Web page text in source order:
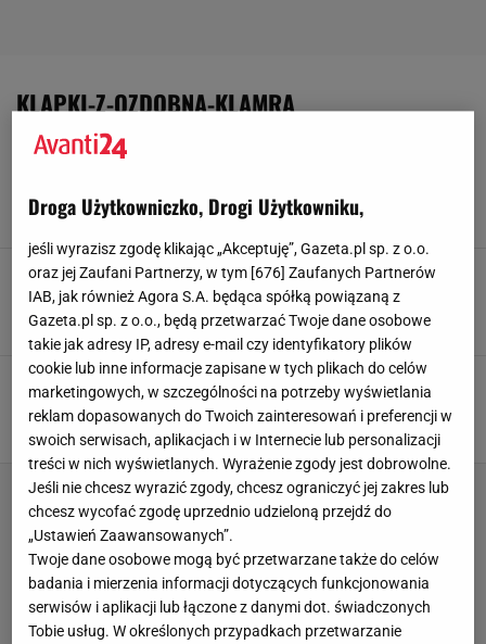
KLAPKI-Z-OZDOBNA-KLAMRA
Julia Goljan, 1 SIERPNIA 2026, 22:46
Stylowe Hiszpanki noszą je do wszystkiego.
Skórzane buty Hispanitas trafiły na wyprzedaż
Julia Goljan,6 LIPCA 2026, 20:09
Gino Rossi przecenia skórzane klapki o 40% -
te karmelowe są idealne na niskie podbicie
Katarzyna Olejarczyk, 2 LIPCA 2026, 17:17
Droga Użytkowniczko, Drogi Użytkowniku,
jeśli wyrazisz zgodę klikając „Akceptuję”, Gazeta.pl sp. z o.o.
oraz jej Zaufani Partnerzy, w tym [676] Zaufanych Partnerów
IAB, jak również Agora S.A. będąca spółką powiązaną z
Gazeta.pl sp. z o.o., będą przetwarzać Twoje dane osobowe
takie jak adresy IP, adresy e-mail czy identyfikatory plików
cookie lub inne informacje zapisane w tych plikach do celów
marketingowych, w szczególności na potrzeby wyświetlania
reklam dopasowanych do Twoich zainteresowań i preferencji w
swoich serwisach, aplikacjach i w Internecie lub personalizacji
treści w nich wyświetlanych. Wyrażenie zgody jest dobrowolne.
Jeśli nie chcesz wyrazić zgody, chcesz ograniczyć jej zakres lub
chcesz wycofać zgodę uprzednio udzieloną przejdź do
„Ustawień Zaawansowanych”.
Twoje dane osobowe mogą być przetwarzane także do celów
badania i mierzenia informacji dotyczących funkcjonowania
serwisów i aplikacji lub łączone z danymi dot. świadczonych
Tobie usług. W określonych przypadkach przetwarzanie